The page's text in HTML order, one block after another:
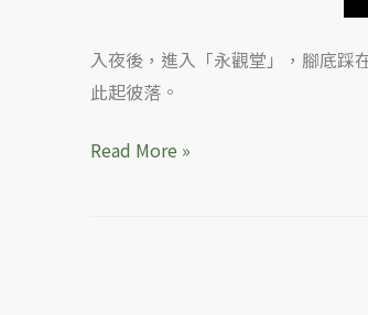
入夜後，進入「永觀堂」，腳底踩
此起彼落。
Read More »